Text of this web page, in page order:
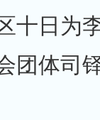
十日为
团体司